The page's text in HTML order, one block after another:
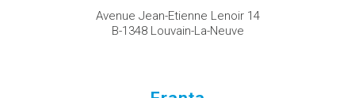
Avenue Jean-Etienne Lenoir 14
B-1348 Louvain-La-Neuve